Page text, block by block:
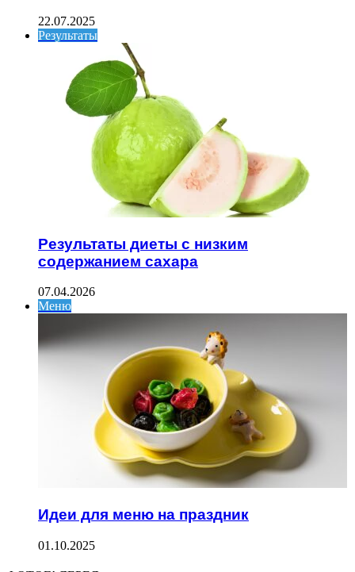
22.07.2025
Результаты
Результаты диеты с низким
содержанием сахара
07.04.2026
Меню
Идеи для меню на праздник
01.10.2025